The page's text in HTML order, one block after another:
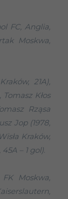
FC, Anglia,
Moskwa,
21A),
Kłos
Rząsa
Jop (1978,
Kraków,
– 1 gol).
Moskwa,